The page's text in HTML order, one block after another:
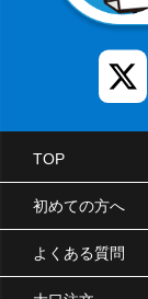
TOP
初めての方へ
よくある質問